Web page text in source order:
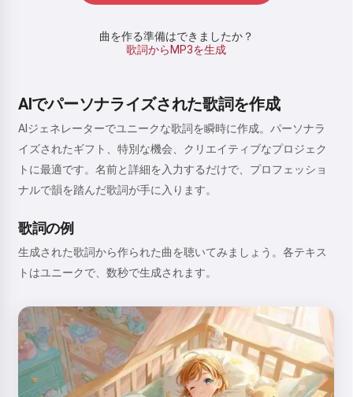
曲を作る準備はできましたか？
歌詞からMP3を生成
AIでパーソナライズされた歌詞を作成
AIジェネレーターでユニークな歌詞を瞬時に作成。パーソナラ
イズされたギフト、特別な機会、クリエイティブなプロジェク
トに最適です。名前と詳細を入力するだけで、プロフェッショ
ナルで韻を踏んだ歌詞が手に入ります。
歌詞の例
生成された歌詞から作られた曲を聴いてみましょう。各テキス
トはユニークで、数秒で生成されます。